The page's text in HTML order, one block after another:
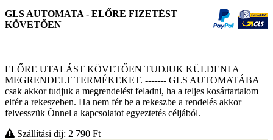
GLS AUTOMATA - ELŐRE FIZETÉST
KÖVETŐEN
ELŐRE UTALÁST KÖVETŐEN TUDJUK KÜLDENI A
MEGRENDELT TERMÉKEKET. ------- GLS AUTOMATÁBA
csak akkor tudjuk a megrendelést feladni, ha a teljes kosártartalom
elfér a rekeszeben. Ha nem fér be a rekeszbe a rendelés akkor
felvesszük Önnel a kapcsolatot egyeztetés céljából.
Szállítási díj: 2 790 Ft